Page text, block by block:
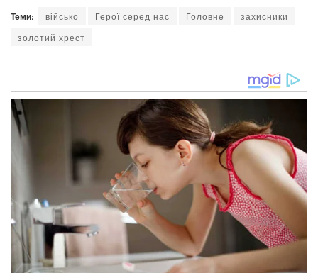
Теми: військо Герої серед нас Головне
захисники
золотий хрест